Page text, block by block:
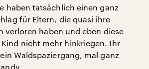
haben tatsächlich einen ganz
für Eltern, die quasi ihre
verloren haben und eben diese
nicht mehr hinkriegen. Ihr
Waldspaziergang, mal ganz